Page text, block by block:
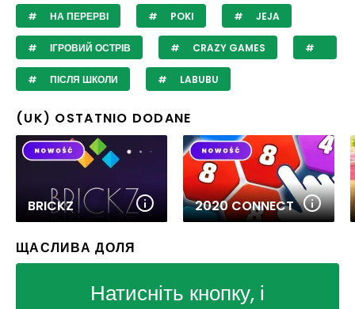
НА ПЕРЕРВІ POKI JEJA
ІГРОВИЙ ОСТРІВ CRAZY GAMES
ПІСЛЯ ШКОЛИ LABUBU
(UK) OSTATNIO DODANE
BRICKZ 2020 CONNECT
ЩАСЛИВА ДОЛЯ
Натисніть кнопку, і